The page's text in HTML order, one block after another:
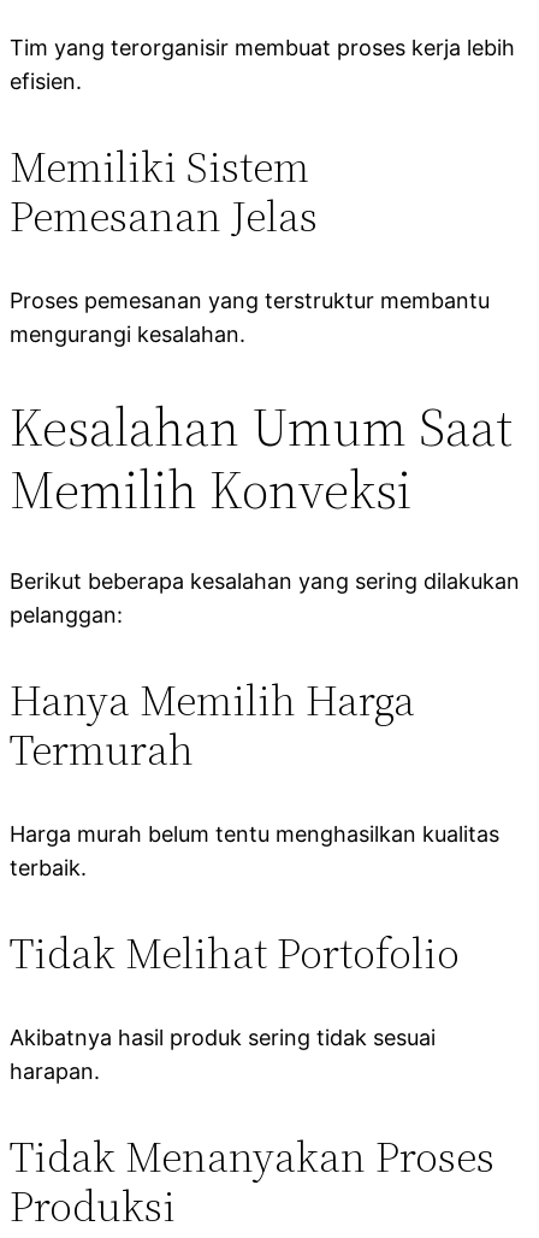
Tim yang terorganisir membuat proses kerja lebih
efisien.
Memiliki Sistem
Pemesanan Jelas
Proses pemesanan yang terstruktur membantu
mengurangi kesalahan.
Kesalahan Umum Saat
Memilih Konveksi
Berikut beberapa kesalahan yang sering dilakukan
pelanggan:
Hanya Memilih Harga
Termurah
Harga murah belum tentu menghasilkan kualitas
terbaik.
Tidak Melihat Portofolio
Akibatnya hasil produk sering tidak sesuai
harapan.
Tidak Menanyakan Proses
Produksi